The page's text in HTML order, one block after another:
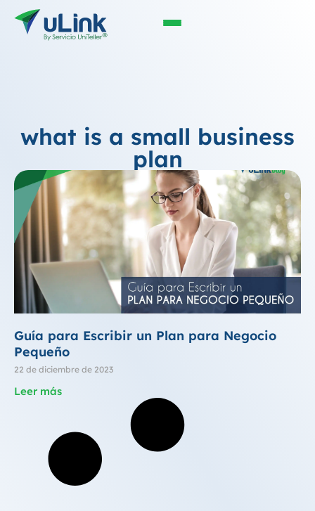
what is a small business
plan
Guía para Escribir un Plan para Negocio
Pequeño
22 de diciembre de 2023
Leer más